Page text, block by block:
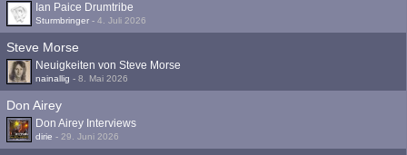
Ian Paice Drumtribe
Sturmbringer - 4. Juli 2026
Steve Morse
Neuigkeiten von Steve Morse
nainallig - 8. Mai 2026
Don Airey
Don Airey Interviews
dirie - 29. Juni 2026